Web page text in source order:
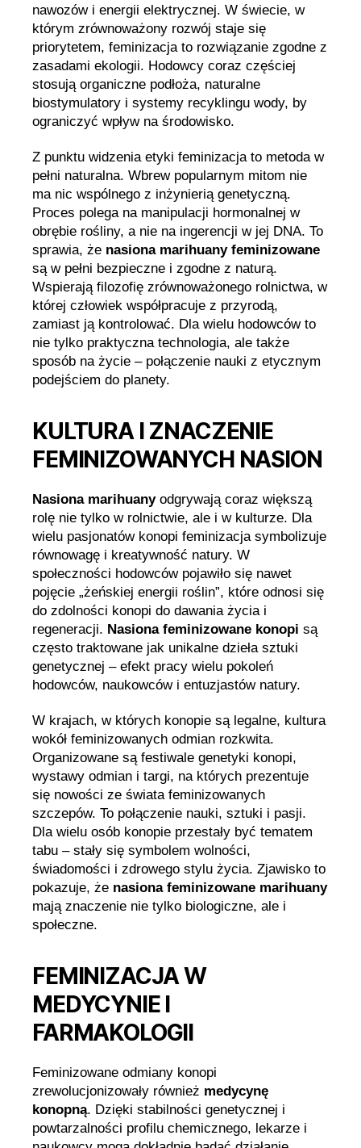
nawozów i energii elektrycznej. W świecie, w
którym zrównoważony rozwój staje się
priorytetem, feminizacja to rozwiązanie zgodne z
zasadami ekologii. Hodowcy coraz częściej
stosują organiczne podłoża, naturalne
biostymulatory i systemy recyklingu wody, by
ograniczyć wpływ na środowisko.
Z punktu widzenia etyki feminizacja to metoda w
pełni naturalna. Wbrew popularnym mitom nie
ma nic wspólnego z inżynierią genetyczną.
Proces polega na manipulacji hormonalnej w
obrębie rośliny, a nie na ingerencji w jej DNA. To
sprawia, że nasiona marihuany feminizowane
są w pełni bezpieczne i zgodne z naturą.
Wspierają filozofię zrównoważonego rolnictwa, w
której człowiek współpracuje z przyrodą,
zamiast ją kontrolować. Dla wielu hodowców to
nie tylko praktyczna technologia, ale także
sposób na życie – połączenie nauki z etycznym
podejściem do planety.
KULTURA I ZNACZENIE
FEMINIZOWANYCH NASION
Nasiona marihuanyodgrywają coraz większą
rolę nie tylko w rolnictwie, ale i w kulturze. Dla
wielu pasjonatów konopi feminizacja symbolizuje
równowagę i kreatywność natury. W
społeczności hodowców pojawiło się nawet
pojęcie „żeńskiej energii roślin”, które odnosi się
do zdolności konopi do dawania życia i
regeneracji. Nasiona feminizowane konopi są
często traktowane jak unikalne dzieła sztuki
genetycznej – efekt pracy wielu pokoleń
hodowców, naukowców i entuzjastów natury.
W krajach, w których konopie są legalne, kultura
wokół feminizowanych odmian rozkwita.
Organizowane są festiwale genetyki konopi,
wystawy odmian i targi, na których prezentuje
się nowości ze świata feminizowanych
szczepów. To połączenie nauki, sztuki i pasji.
Dla wielu osób konopie przestały być tematem
tabu – stały się symbolem wolności,
świadomości i zdrowego stylu życia. Zjawisko to
pokazuje, że nasiona feminizowane marihuany
mają znaczenie nie tylko biologiczne, ale i
społeczne.
FEMINIZACJA W
MEDYCYNIE I
FARMAKOLOGII
Feminizowane odmiany konopi
zrewolucjonizowały również medycynę
konopną. Dzięki stabilności genetycznej i
powtarzalności profilu chemicznego, lekarze i